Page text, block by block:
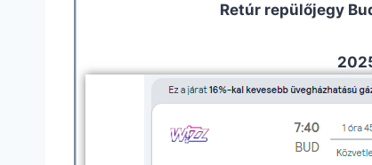
Retúr repülőjegy